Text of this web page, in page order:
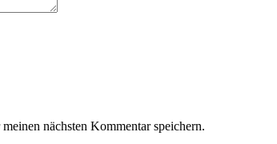
nächsten Kommentar speichern.